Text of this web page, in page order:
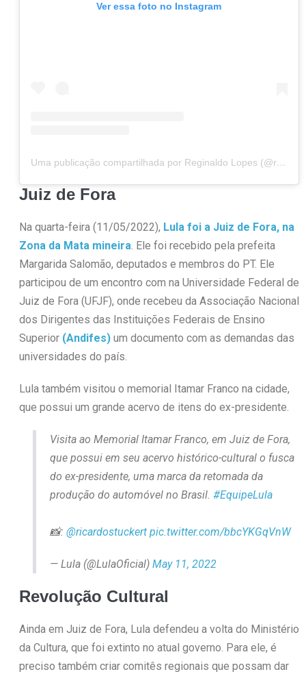
Ver essa foto no Instagram
Uma publicação compartilhada por Reginaldo Lopes (@reginaldolopesmg)
Juiz de Fora
Na quarta-feira (11/05/2022), Lula foi a Juiz de Fora, na
Zona da Mata mineira. Ele foi recebido pela prefeita
Margarida Salomão, deputados e membros do PT. Ele
participou de um encontro com na Universidade Federal de
Juiz de Fora (UFJF), onde recebeu da Associação Nacional
dos Dirigentes das Instituições Federais de Ensino
Superior (Andifes)um documento com as demandas das
universidades do país.
Lula também visitou o memorial Itamar Franco na cidade,
que possui um grande acervo de itens do ex-presidente.
Visita ao Memorial Itamar Franco, em Juiz de Fora,
que possui em seu acervo histórico-cultural o fusca
do ex-presidente, uma marca da retomada da
produção do automóvel no Brasil. #EquipeLula
📸: @ricardostuckert pic.twitter.com/bbcYKGqVnW
— Lula (@LulaOficial) May 11, 2022
Revolução Cultural
Ainda em Juiz de Fora, Lula defendeu a volta do Ministério
da Cultura, que foi extinto no atual governo. Para ele, é
preciso também criar comitês regionais que possam dar